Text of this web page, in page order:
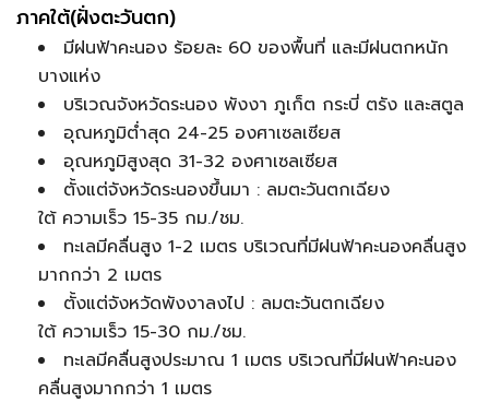
ภาคใต้(ฝั่งตะวันตก)
มีฝนฟ้าคะนอง ร้อยละ 60 ของพื้นที่ และมีฝนตกหนัก
บางแห่ง
บริเวณจังหวัดระนอง พังงา ภูเก็ต กระบี่ ตรัง และสตูล
อุณหภูมิต่ำสุด 24-25 องศาเซลเซียส
อุณหภูมิสูงสุด 31-32 องศาเซลเซียส
ตั้งแต่จังหวัดระนองขึ้นมา : ลมตะวันตกเฉียง
ใต้ ความเร็ว 15-35 กม./ชม.
ทะเลมีคลื่นสูง 1-2 เมตร บริเวณที่มีฝนฟ้าคะนองคลื่นสูง
มากกว่า 2 เมตร
ตั้งแต่จังหวัดพังงาลงไป : ลมตะวันตกเฉียง
ใต้ ความเร็ว 15-30 กม./ชม.
ทะเลมีคลื่นสูงประมาณ 1 เมตร บริเวณที่มีฝนฟ้าคะนอง
คลื่นสูงมากกว่า 1 เมตร